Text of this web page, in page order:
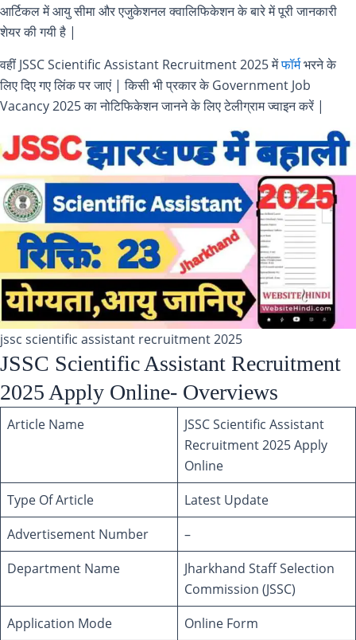
आर्टिकल में आयु सीमा और एजुकेशनल क्वालिफिकेशन के बारे में पूरी जानकारी
शेयर की गयी है |
वहीं JSSC Scientific Assistant Recruitment 2025 मेंफॉर्मभरने के
लिए दिए गए लिंक पर जाएं | किसी भी प्रकार के Government Job
Vacancy 2025 का नोटिफिकेशन जानने के लिए टेलीग्राम ज्वाइन करें |
jssc scientific assistant recruitment 2025
JSSC Scientific Assistant Recruitment
2025 Apply Online- Overviews
Article Name
JSSC Scientific Assistant
Recruitment 2025 Apply
Online
Type Of Article
Latest Update
Advertisement Number
–
Department Name
Jharkhand Staff Selection
Commission (JSSC)
Application Mode
Online Form